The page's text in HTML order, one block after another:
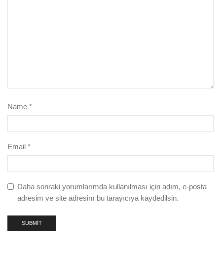
Name *
Email *
Daha sonraki yorumlarımda kullanılması için adım, e-posta
adresim ve site adresim bu tarayıcıya kaydedilsin.